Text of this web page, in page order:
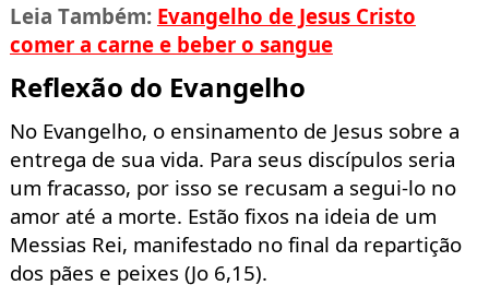
Leia Também: Evangelho de Jesus Cristo
comer a carne e beber o sangue
Reflexão do Evangelho
No Evangelho, o ensinamento de Jesus sobre a
entrega de sua vida. Para seus discípulos seria
um fracasso, por isso se recusam a segui-lo no
amor até a morte. Estão fixos na ideia de um
Messias Rei, manifestado no final da repartição
dos pães e peixes (Jo6,15).